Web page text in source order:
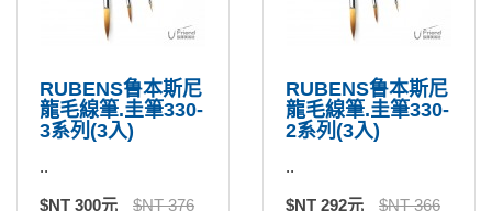
RUBENS鲁本斯尼
龍毛線筆.圭筆330-
3系列(3入)
..
$NT 300元 $NT 376
RUBENS鲁本斯尼
龍毛線筆.圭筆330-
2系列(3入)
..
$NT 292元 $NT 366